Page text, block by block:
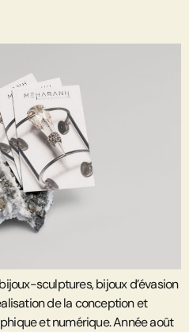
sculptures, bijoux d’évasion
de la conception et
et numérique. Année août